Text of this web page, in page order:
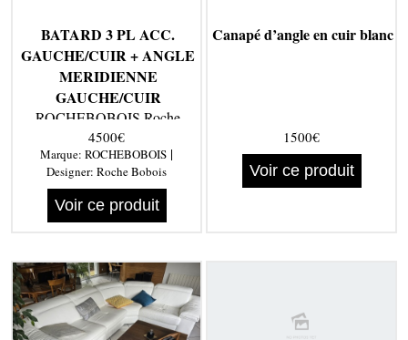
BATARD 3 PL ACC.
GAUCHE/CUIR + ANGLE
MERIDIENNE
GAUCHE/CUIR
ROCHEBOBOIS Roche
Bobois
4500€
Marque: ROCHEBOBOIS |
Designer: Roche Bobois
Voir ce produit
Canapé d’angle en cuir blanc
1500€
Voir ce produit